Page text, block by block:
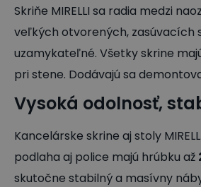
Skriňe MIRELLI sa radia medzi
veľkých otvorených, zasúvacích
uzamykateľné. Všetky skrine
pri stene. Dodávajú sa
Vysoká odolnosť,
Kancelárske skrine aj stoly
podlaha aj police majú hrúbku až
skutočne stabilný a masívny